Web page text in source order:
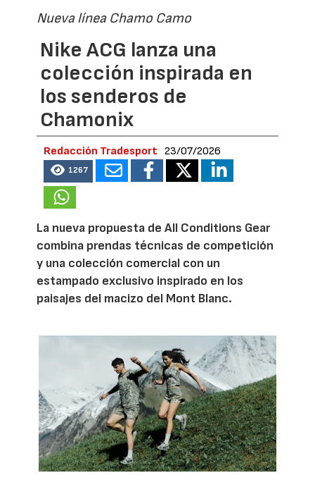
Nueva línea Chamo Camo
Nike ACG lanza una
colección inspirada en
los senderos de
Chamonix
Redacción Tradesport 23/07/2026
1267
La nueva propuesta de All Conditions Gear
combina prendas técnicas de competición
y una colección comercial con un
estampado exclusivo inspirado en los
paisajes del macizo del Mont Blanc.